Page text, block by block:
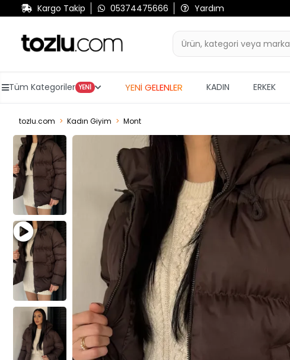
Kargo Takip 05374475666 Yardım
Tüm Kategoriler YENİ YENİ GELENLER KADIN ERKEK
tozlu.com Kadın Giyim Mont